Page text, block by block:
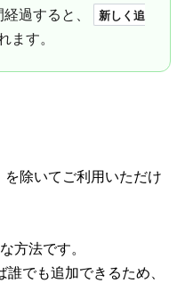
過すると、
新しく追
ます。
を除いてご利用いただけ
方法です。
でも追加できるため、